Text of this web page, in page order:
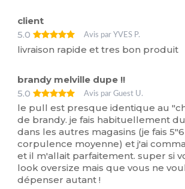
client
5.0
Avis par YVES P.
livraison rapide et tres bon produit
brandy melville dupe !!
5.0
Avis par Guest U.
le pull est presque identique au
de brandy. je fais habituellement
dans les autres magasins (je fais
corpulence moyenne) et j'ai
et il m'allait parfaitement. super si
look oversize mais que vous ne
dépenser autant !